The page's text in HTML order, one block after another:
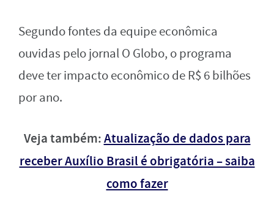
Segundo fontes da equipe econômica
ouvidas pelo jornal O Globo, o programa
deve ter impacto econômico de R$ 6 bilhões
por ano.
Veja também:Atualização de dados para
receber Auxílio Brasil é obrigatória – saiba
como fazer